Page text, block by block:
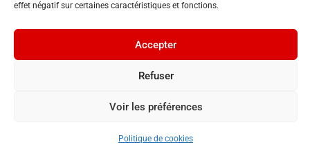
effet négatif sur certaines caractéristiques et fonctions.
Accepter
Refuser
Voir les préférences
Politique de cookies